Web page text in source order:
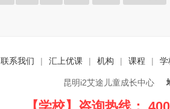
联系我们 | 汇上优课 | 机构 | 课程 | 学
昆明i2艾途儿童成长中心